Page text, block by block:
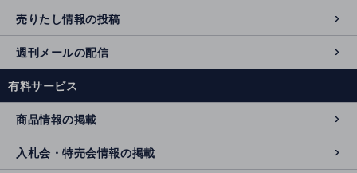
売りたし情報の投稿
週刊メールの配信
有料サービス
商品情報の掲載
入札会・特売会情報の掲載